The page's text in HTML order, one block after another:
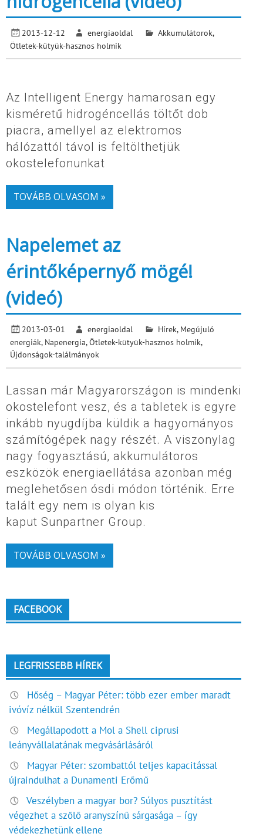
2013-12-12 energiaoldal Akkumulátorok,
Ötletek-kütyük-hasznos holmik
Az Intelligent Energy hamarosan egy
kisméretű hidrogéncellás töltőt dob
piacra, amellyel az elektromos
hálózattól távol is feltölthetjük
okostelefonunkat
TOVÁBB OLVASOM »
Napelemet az
érintőképernyő mögé!
(videó)
2013-03-01 energiaoldal Hírek, Megújuló
energiák, Napenergia,Ötletek-kütyük-hasznos holmik,
Újdonságok-találmányok
Lassan már Magyarországon is mindenki
okostelefont vesz, és a tabletek is egyre
inkább nyugdíjba küldik a hagyományos
számítógépek nagy részét. A viszonylag
nagy fogyasztású, akkumulátoros
eszközök energiaellátása azonban még
meglehetősen ósdi módon történik. Erre
talált egy nem is olyan kis
kaput Sunpartner Group.
TOVÁBB OLVASOM »
FACEBOOK
LEGFRISSEBB HÍREK
Hőség – Magyar Péter: több ezer ember maradt
ivóvíz nélkül Szentendrén
Megállapodott a Mol a Shell ciprusi
leányvállalatának megvásárlásáról
Magyar Péter: szombattól teljes kapacitással
újraindulhat a Dunamenti Erőmű
Veszélyben a magyar bor? Súlyos pusztítást
végezhet a szőlő aranyszínű sárgasága – így
védekezhetünk ellene